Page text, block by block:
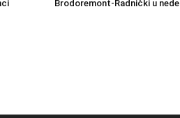
Brodoremont-Radnički u